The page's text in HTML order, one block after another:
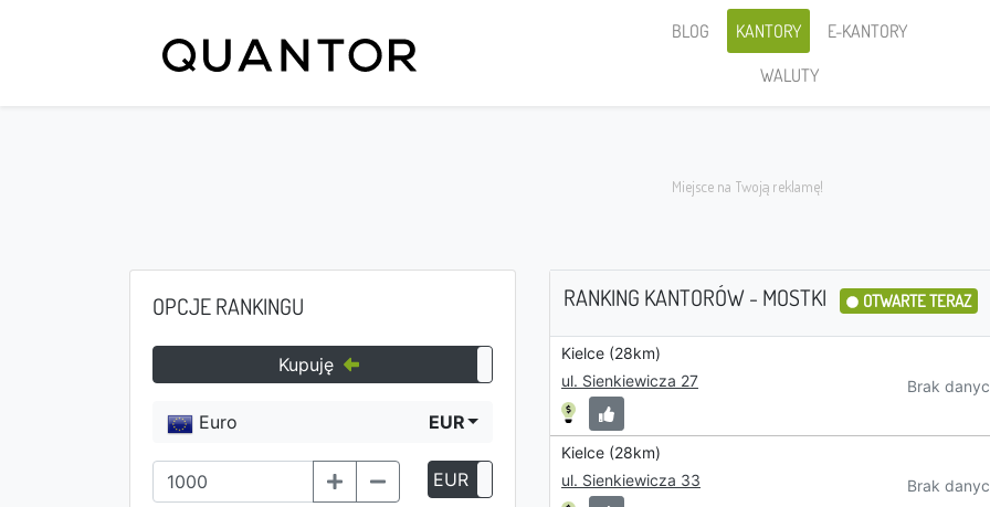
BLOG KANTORY
E-KANTORY
WALUTY
OPCJE RANKINGU
Kupuję Sprzedaję
Euro EUR
EUR
RANKING KANTORÓW - MOSTKI OTWARTE TERAZ
Kielce (28km)
ul. Sienkiewicza 27
Brak
Kielce (28km)
ul. Sienkiewicza 33
Brak